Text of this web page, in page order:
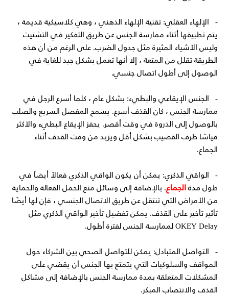
- الإلهاء العقلي: تقنية الإلهاء الذهني ، وهي كلاسيكية قديمة ،
يتم تطبيقها أثناء ممارسة الجنس عن طريق التفكير في التشتيت
وليس الأشياء المثيرة مثل جدول الضرب. على الرغم من أن هذه
الطريقة تقلل من المتعة ، إلا أنها تعمل بشكل جيد للغاية في
الوصول إلى أطول اتصال جنسي.
- الجنس الإيقاعي والبطيء: بشكل عام ، كلما أسرع الرجل في
ممارسة الجنس ، كان القذف أسرع. يسمح المفصل السريع والصلب
بالوصول إلى الذروة في وقت أقصر. يحفز الإيقاع البطيء والأكثر
قياسًا طرف القضيب بشكل أقل ويزيد من وقت القذف أثناء
الجماع.
- الواقي الذكري: يمكن أن يكون الواقي الذكري فعالاً أيضاً في
طولمدةالجماع. بالإضافة إلى وسائل منع الحمل الفعالة والحماية
من الأمراض التي تنتقل عن طريق الاتصال الجنسي ، فإن لها أيضًا
تأثير تأخير على القذف. يمكن تفضيل تأخير الواقي الذكري مثل
OKEY Delay لممارسة الجنس لفترة أطول.
- التواصل المتبادل: يمكن للتواصل الصحي بين الشركاء حول
المواقف والسلوكيات التي يتمتع بها الجنس أن يقضي على
المشكلات المتعلقة بمدة ممارسة الجنس بالإضافة إلى مشاكل
القذف والانتصاب المبكر.